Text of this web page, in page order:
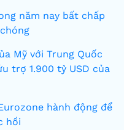
năm nay bất chấp
Mỹ với Trung Quốc
trợ 1.900 tỷ USD của
hành động để
hồi